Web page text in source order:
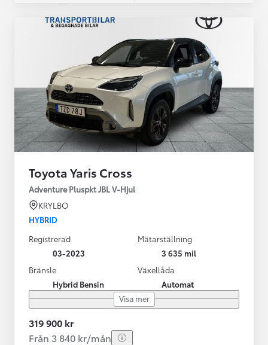
Toyota Yaris Cross
Adventure Pluspkt JBL V-Hjul
KRYLBO
HYBRID
Registrerad
03-2023
Mätarställning
3 635 mil
Bränsle
Hybrid Bensin
Växellåda
Automat
Visa mer
319 900 kr
Från 3 840 kr/mån